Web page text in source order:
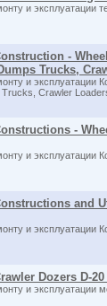
и эксплуатации
-
Trucks,
и эксплуатации
Crawler
-
и эксплуатации
and
и эксплуатации
Dozers D-20
и эксплуатации